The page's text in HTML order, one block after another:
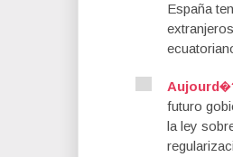
España
futuro
la ley